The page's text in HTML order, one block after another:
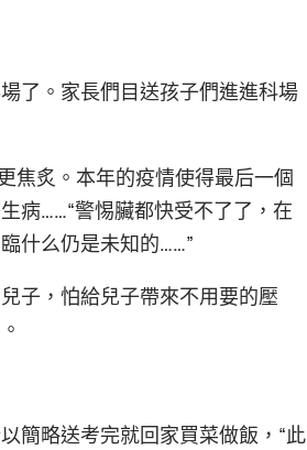
了。家長們目送孩子們進進科場
焦炙。本年的疫情使得最后一個
病……“警惕臟都快受不了了，在
什么仍是未知的……”
子，怕給兒子帶來不用要的壓
簡略送考完就回家買菜做飯，“此